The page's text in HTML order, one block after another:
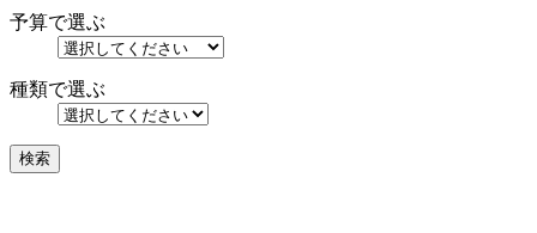
予算で選ぶ
種類で選ぶ